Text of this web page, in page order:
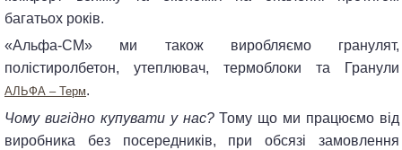
багатьох років.
«Альфа-СМ» ми також виробляємо гранулят,
полістиролбетон, утеплювач, термоблоки та Гранули
АЛЬФА – Терм.
Чому вигідно купувати у нас?Тому що ми працюємо від
виробника без посередників, при обсязі замовлення